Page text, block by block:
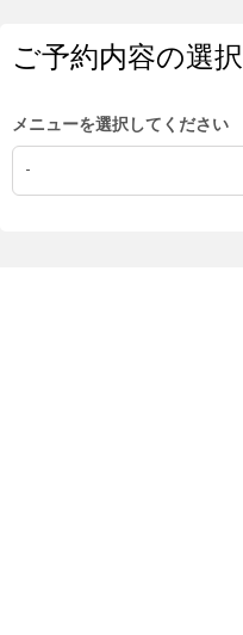
ご予約内容の選択
メニューを選択してください
-